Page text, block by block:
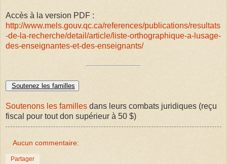
Accès à la version PDF :
http://www.mels.gouv.qc.ca/references/publications/resultats
-de-la-recherche/detail/article/liste-orthographique-a-lusage-
des-enseignantes-et-des-enseignants/
Soutenez les familles
Soutenons les familles dans leurs combats juridiques (reçu
fiscal pour tout don supérieur à 50 $)
Aucun commentaire:
Partager